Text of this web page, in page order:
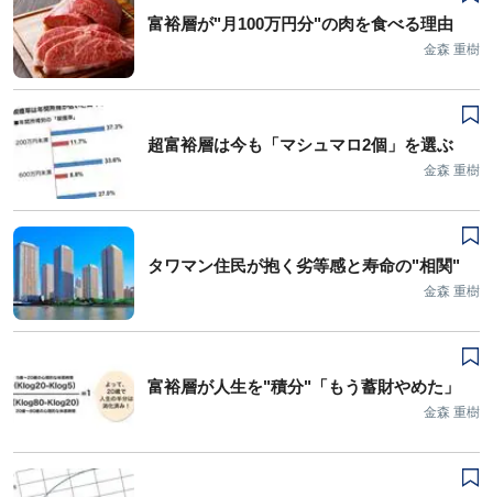
富裕層が"月100万円分"の肉を食べる理由
金森 重樹
超富裕層は今も「マシュマロ2個」を選ぶ
金森 重樹
タワマン住民が抱く劣等感と寿命の"相関"
金森 重樹
富裕層が人生を"積分"「もう蓄財やめた」
金森 重樹